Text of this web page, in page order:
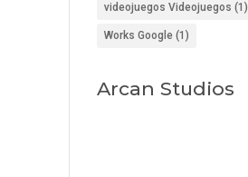
videojuegos Videojuegos (1)
Works Google (1)
Arcan Studios